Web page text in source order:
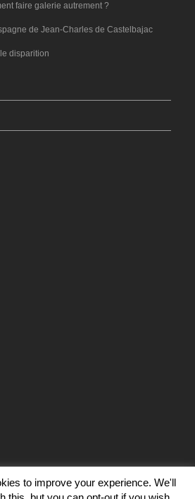
faire galerie autrement ?
de Jean-Charles de Castelbajac
disparition
to improve your experience. We'll